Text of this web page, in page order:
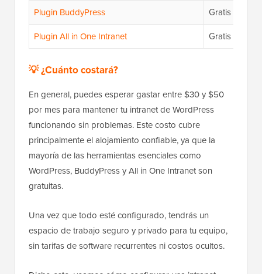
Plugin BuddyPress
Gratis
Plugin All in One Intranet
Gratis
💡 ¿Cuánto costará?
En general, puedes esperar gastar entre $30 y $50
por mes para mantener tu intranet de WordPress
funcionando sin problemas. Este costo cubre
principalmente el alojamiento confiable, ya que la
mayoría de las herramientas esenciales como
WordPress, BuddyPress y All in One Intranet son
gratuitas.
Una vez que todo esté configurado, tendrás un
espacio de trabajo seguro y privado para tu equipo,
sin tarifas de software recurrentes ni costos ocultos.